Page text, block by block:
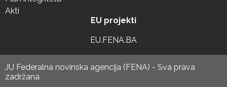
Akti
EU projekti
EU.FENA.BA
JU Federalna novinska agencija (FENA) - Sva prava
zadržana